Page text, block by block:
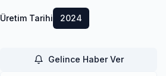
Üretim Tarihi 2024
Gelince Haber Ver